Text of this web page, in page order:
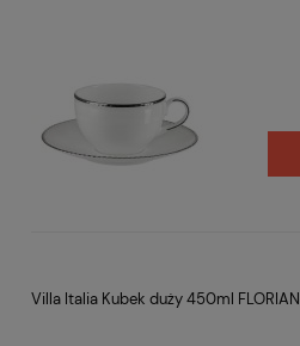
Villa Italia Kubek duży 450ml FLORIAN